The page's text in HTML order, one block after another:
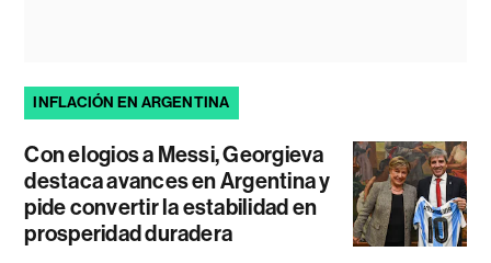
INFLACIÓN EN ARGENTINA
Con elogios a Messi, Georgieva
destaca avances en Argentina y
pide convertir la estabilidad en
prosperidad duradera